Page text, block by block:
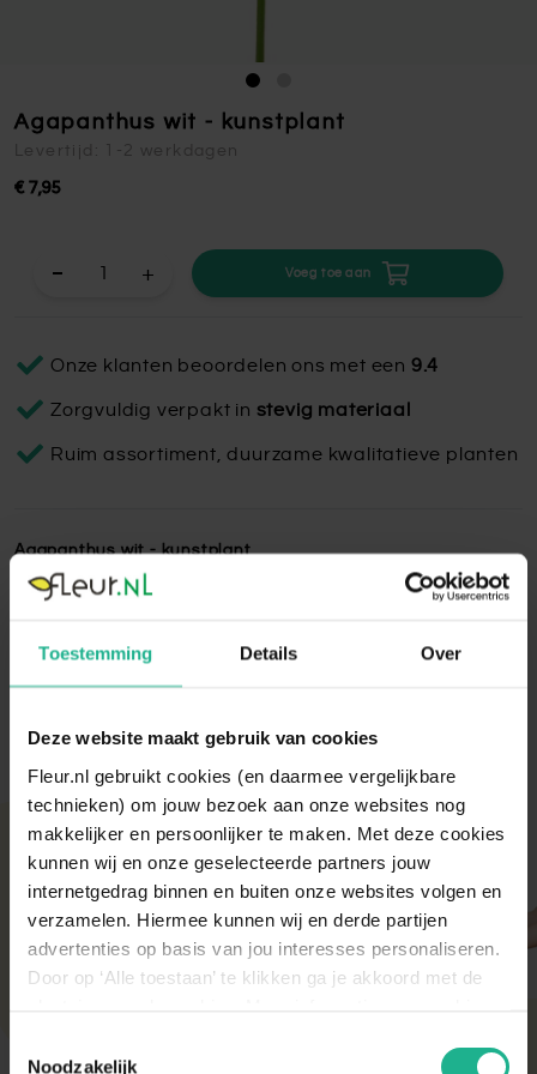
Toestemming Details Over
Deze website maakt gebruik van cookies
Fleur.nl gebruikt cookies (en daarmee vergelijkbare
technieken) om jouw bezoek aan onze websites nog
makkelijker en persoonlijker te maken. Met deze cookies
kunnen wij en onze geselecteerde partners jouw
internetgedrag binnen en buiten onze websites volgen en
verzamelen. Hiermee kunnen wij en derde partijen
advertenties op basis van jou interesses personaliseren.
Door op ‘Alle toestaan’ te klikken ga je akkoord met de
decookieverklaring op onze website.
Noodzakelijk
Agapanthus wit - kunstplant
Levertijd: 1-2 werkdagen
€ 7,95
+ Voeg toe aan
Onze klanten beoordelen ons met een 9.4
Zorgvuldig verpakt in stevig materiaal
Ruim assortiment, duurzame kwalitatieve planten
Agapanthus wit - kunstplant
Agapanthus wit - kunstplant -
Lees volledige omschrijving
Met aandacht verpakt
direct van de kweker binnen. Verser kan niet!
Zodra de planten bij ons binnen zijn, vindt er altijd
een kwaliteitscontrole en strenge keuring plaats.
De planten worden daarna (in de meeste gevallen)